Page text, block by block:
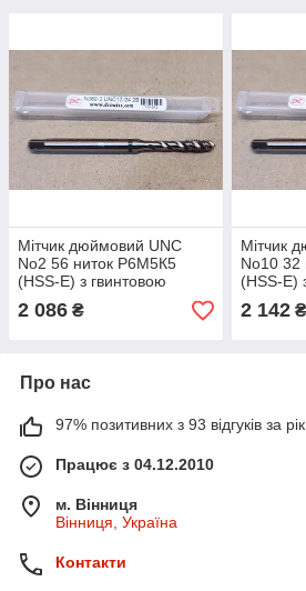
Мітчик дюймовий UNC
No2 56 ниток Р6М5К5
(HSS-E) з гвинтовою
канавкою для глухих
отворів DC Swiss
2 086 ₴
Мітчик
No10 32
(HSS-E)
отворів
2 142₴
Про нас
97% позитивних з 93 відгуків за рік
Працює з 04.12.2010
м. Вінниця
Вінниця, Україна
Контакти